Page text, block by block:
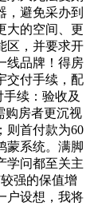
，避免采办到
大的空间、更
区，并要求开
线品牌！得房
交付手续，配
续：验收及
购房者更沉视
则首付款为60
蒙系统。满脚
学问都至关主
强的保值增
户设想，我将